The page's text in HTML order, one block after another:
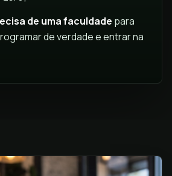
de uma faculdade para
de verdade e entrar na